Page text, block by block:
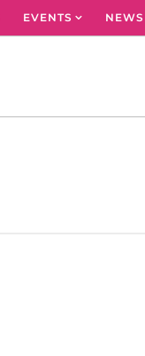
EVENTS